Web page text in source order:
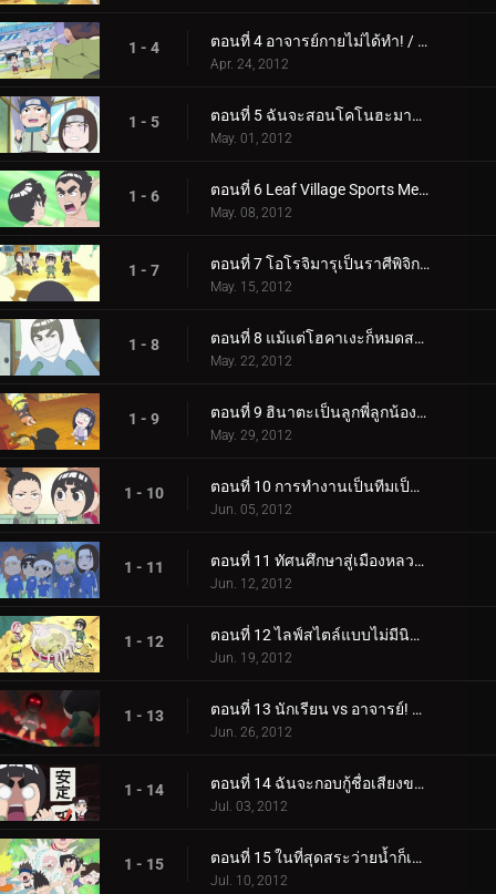
1 - 4 ตอนที่ 4 อาจารย์กายไม่ได้ทำ! / คู่แข่งของอาจารย์กายคืออาจารย์คาคาชิ!
Apr. 24, 2012
1 - 5 ตอนที่ 5 ฉันจะสอนโคโนฮะมารุ เคมโป / ฉันจะเก็บเสื้อผ้าชั้นในนำโชคไว้สำหรับออกกำลังกาย
May. 01, 2012
1 - 6 ตอนที่ 6 Leaf Village Sports Meet / Calvary Battles เป็นส่วนหนึ่งของความตื่นเต้นของเยาวชน
May. 08, 2012
1 - 7 ตอนที่ 7 โอโรจิมารุเป็นราศีพิจิกประเภท B / จดหมายรักคือกับดักขั้นสูงสุด
May. 15, 2012
1 - 8 ตอนที่ 8 แม้แต่โฮคาเงะก็หมดสภาพ / โอโรจิมารุยังคงอยู่
May. 22, 2012
1 - 9 ตอนที่ 9 ฮินาตะเป็นลูกพี่ลูกน้องของเนจิ / จุดอ่อนของฮินาตะคือนารูโตะ
May. 29, 2012
1 - 10 ตอนที่ 10 การทำงานเป็นทีมเป็นสัญลักษณ์ของเยาวชน / ผู้ร้ายอยู่ในหมู่พวกเรา!
Jun. 05, 2012
1 - 11 ตอนที่ 11 ทัศนศึกษาสู่เมืองหลวงเก่า! / ห้องเด็กผู้หญิงและกล่องขนม
Jun. 12, 2012
1 - 12 ตอนที่ 12 ไลฟ์สไตล์แบบไม่มีนินจา! / ฉันอยากจะแบ่งปันร่มกับซากุระ
Jun. 19, 2012
1 - 13 ตอนที่ 13 นักเรียน vs อาจารย์! ร็อค ลี ปะทะ ไมท์ กาย! / ฉันจะเหนือกว่าอาจารย์อาจารย์
Jun. 26, 2012
1 - 14 ตอนที่ 14 ฉันจะกอบกู้ชื่อเสียงของนินจา! / ความตาย!
Jul. 03, 2012
1 - 15 ตอนที่ 15 ในที่สุดสระว่ายน้ำก็เปิดแล้ว! / สวนสนุกริมสระน้ำโอโรจิแสนสุข!
Jul. 10, 2012